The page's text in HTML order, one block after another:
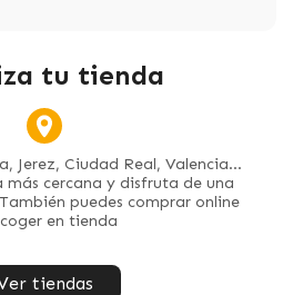
tu tienda
Jerez, Ciudad Real, Valencia...
cercana y disfruta de una
puedes comprar online
en tienda
tiendas